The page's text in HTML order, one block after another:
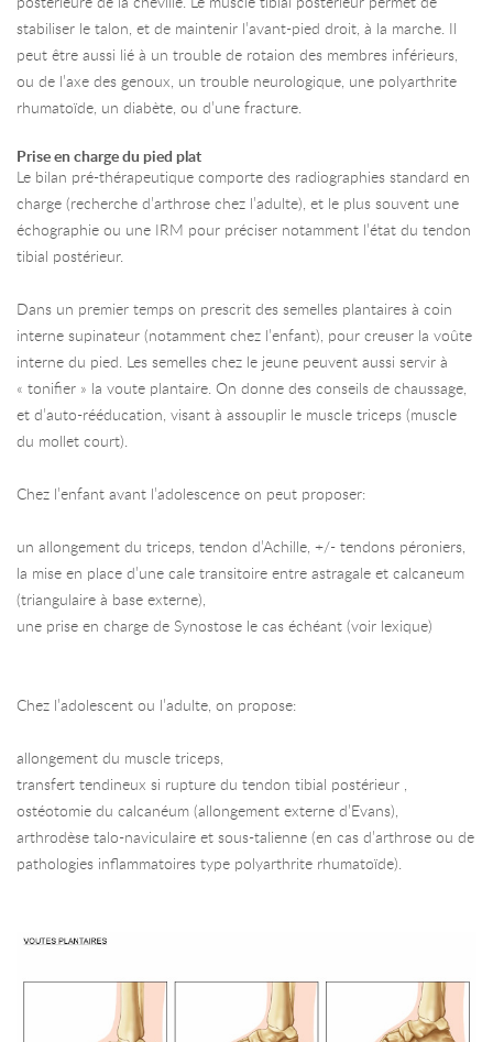
stabiliser le talon, et de maintenir l’avant-pied droit, à la marche. Il
peut être aussi lié à un trouble de rotaion des membres inférieurs,
ou de l’axe des genoux, un trouble neurologique, une polyarthrite
rhumatoïde, un diabète, ou d’une fracture.
Prise en charge du pied plat
Le bilan pré-thérapeutique comporte des radiographies standard en
charge (recherche d’arthrose chez l’adulte), et le plus souvent une
échographie ou une IRM pour préciser notamment l’état du tendon
tibial postérieur.
Dans un premier temps on prescrit des semelles plantaires à coin
interne supinateur (notamment chez l’enfant), pour creuser la voûte
interne du pied. Les semelles chez le jeune peuvent aussi servir à
« tonifier » la voute plantaire. On donne des conseils de chaussage,
et d’auto-rééducation, visant à assouplir le muscle triceps (muscle
du mollet court).
Chez l’enfant avant l’adolescence on peut proposer:
un allongement du triceps, tendon d’Achille, +/- tendons péroniers,
la mise en place d’une cale transitoire entre astragale et calcaneum
(triangulaire à base externe),
une prise en charge de Synostose le cas échéant (voir lexique)
Chez l’adolescent ou l’adulte, on propose:
allongement du muscle triceps,
transfert tendineux si rupture du tendon tibial postérieur ,
ostéotomie du calcanéum (allongement externe d’Evans),
arthrodèse talo-naviculaire et sous-talienne (en cas d’arthrose ou de
pathologies inflammatoires type polyarthrite rhumatoïde).